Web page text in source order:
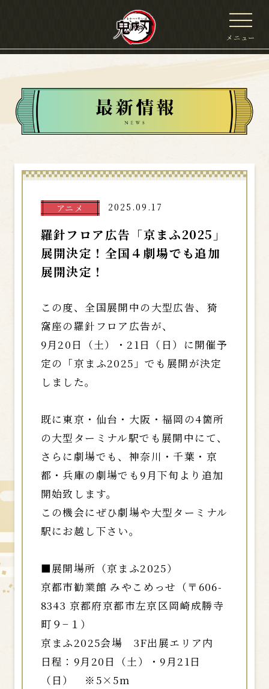
メニュー
アニメ 2025.09.17
羅針フロア広告「京まふ2025」
展開決定！全国４劇場でも追加
展開決定！
この度、全国展開中の大型広告、猗
窩座の羅針フロア広告が、
9月20日（土）・21日（日）に開催予
定の「京まふ2025」でも展開が決定
しました。
既に東京・仙台・大阪・福岡の4箇所
の大型ターミナル駅でも展開中にて、
さらに劇場でも、神奈川・千葉・京
都・兵庫の劇場でも9月下旬より追加
開始致します。
この機会にぜひ劇場や大型ターミナル
駅にお越し下さい。
■展開場所（京まふ2025）
京都市勧業館 みやこめっせ（〒606-
8343 京都府京都市左京区岡崎成勝寺
町９−１）
京まふ2025会場 3F出展エリア内
日程：9月20日（土）・9月21日
（日） ※5×5m